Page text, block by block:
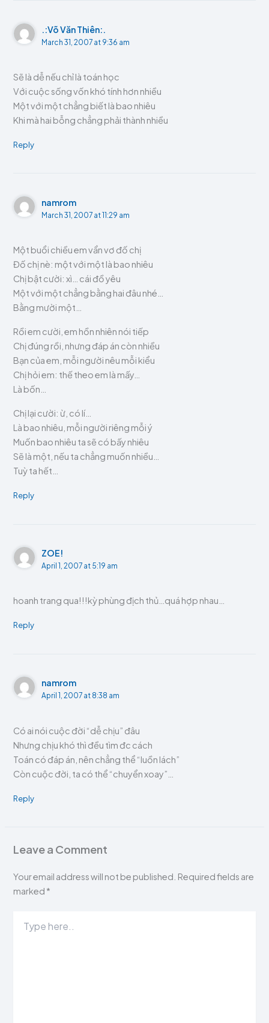
.:Võ Văn Thiên:.
March 31, 2007 at 9:36 am
Sẽ là dễ nếu chỉ là toán học
Với cuộc sống vốn khó tính hơn nhiều
Một với một chẳng biết là bao nhiêu
Khi mà hai bỗng chẳng phải thành nhiều
Reply
namrom
March 31, 2007 at 11:29 am
Một buổi chiều em vẩn vơ đố chị
Đố chị nè: một với một là bao nhiêu
Chị bật cười: xì… cái đồ yêu
Một với một chẳng bằng hai đâu nhé…
Bằng mười một…
Rồi em cười, em hồn nhiên nói tiếp
Chị đúng rồi, nhưng đáp án còn nhiều
Bạn của em, mỗi người nêu mỗi kiểu
Chị hỏi em: thế theo em là mấy…
Là bốn…
Chị lại cười: ừ, có lí…
Là bao nhiêu, mỗi người riêng mỗi ý
Muốn bao nhiêu ta sẽ có bấy nhiêu
Sẽ là một, nếu ta chẳng muốn nhiều…
Tuỳ ta hết…
Reply
ZOE!
April 1, 2007 at 5:19 am
hoanh trang qua!!!kỳ phùng địch thủ…quá hợp nhau…
Reply
namrom
April 1, 2007 at 8:38 am
Có ai nói cuộc đời “dễ chịu” đâu
Nhưng chịu khó thì đều tìm đc cách
Toán có đáp án, nên chẳng thể “luồn lách”
Còn cuộc đời, ta có thể “chuyển xoay”…
Reply
Leave a Comment
Your email address will not be published. Required fields are
marked *
here..